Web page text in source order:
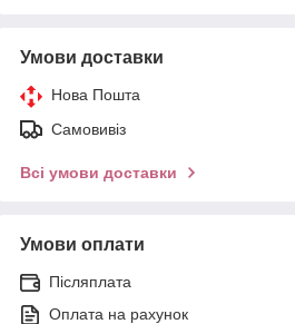
Умови доставки
Нова Пошта
Самовивіз
Всі умови доставки
Умови оплати
Післяплата
Оплата на рахунок